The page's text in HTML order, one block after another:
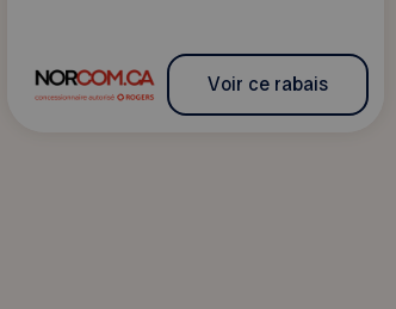
Voir ce rabais